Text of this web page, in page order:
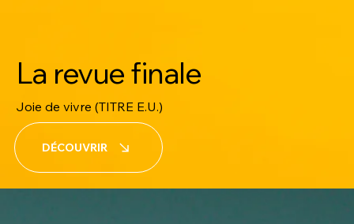
La revue finale
Joie de vivre (TITRE E.U.)
DÉCOUVRIR